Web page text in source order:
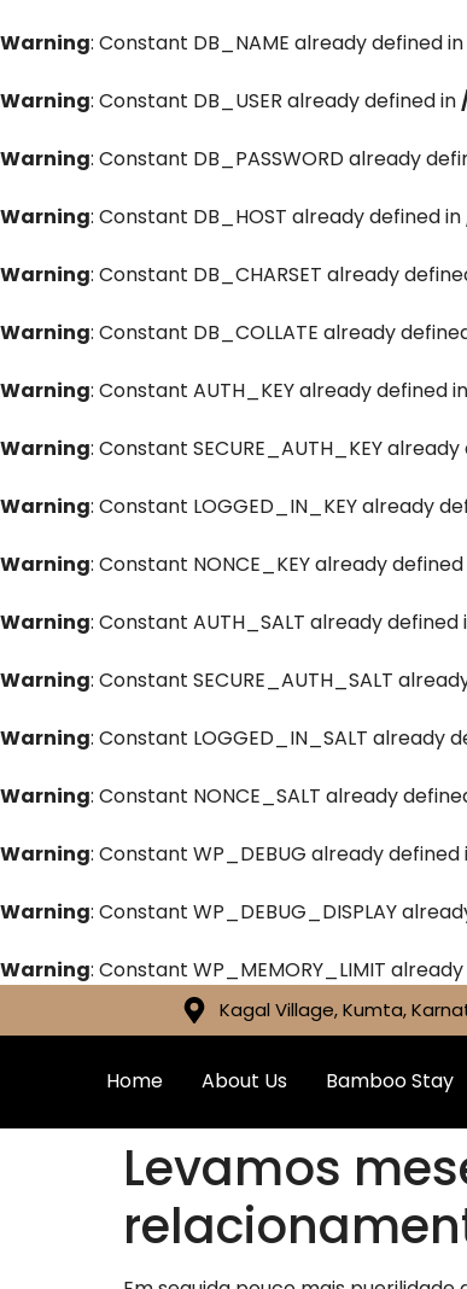
Warning: Constant DB_NAME already defined in
Warning: Constant DB_USER already defined in
Warning: Constant DB_PASSWORD already
Warning: Constant DB_HOST already defined in
Warning: Constant DB_CHARSET already
Warning: Constant DB_COLLATE already
Warning: Constant AUTH_KEY already defined in
Warning: Constant SECURE_AUTH_KEY
Warning: Constant LOGGED_IN_KEY already
Warning: Constant NONCE_KEY already
Warning: Constant AUTH_SALT already defined
Warning: Constant SECURE_AUTH_SALT
Warning: Constant LOGGED_IN_SALT already
Warning: Constant NONCE_SALT already
Warning: Constant WP_DEBUG already defined
Warning: Constant WP_DEBUG_DISPLAY
Warning: Constant WP_MEMORY_LIMIT
Kagal Village, Kumta,
Home About Us Bamboo Stay
Levamos